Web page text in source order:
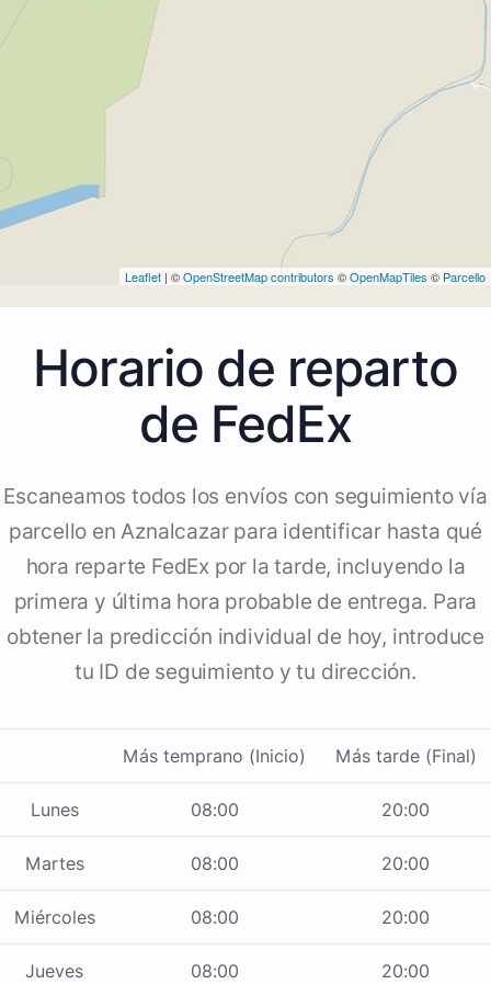
Leaflet | ©OpenStreetMap contributors ©OpenMapTiles © Parcello
Horario de reparto
de FedEx
Escaneamos todos los envíos con seguimiento vía
parcello en Aznalcazar para identificar hasta qué
hora reparte FedEx por la tarde, incluyendo la
primera y última hora probable de entrega. Para
obtener la predicción individual de hoy, introduce
tu ID de seguimiento y tu dirección.
Más temprano (Inicio) Más tarde (Final)
Lunes 08:00 20:00
Martes 08:00 20:00
Miércoles 08:00 20:00
Jueves 08:00 20:00